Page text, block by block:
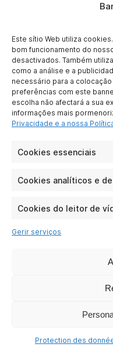
Este sítio Web utiliza
bom funcionamento do
desactivados. Também
como a análise e a
necessário para a
preferências com este
escolha não afectará a sua
informações mais
Privacidade e a nossa
Cookies essenciais
Cookies analíticos e
Cookies do leitor de
Gerir serviços
Protection des